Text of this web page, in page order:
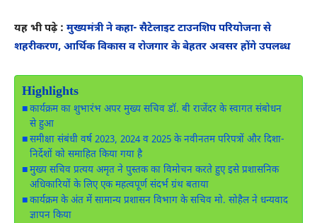
यह भी पढ़े : मुख्यमंत्री ने कहा- सैटेलाइट टाउनशिप परियोजना से
शहरीकरण, आर्थिक विकास व रोजगार के बेहतर अवसर होंगे उपलब्ध
Highlights
कार्यक्रम का शुभारंभ अपर मुख्य सचिव डॉ. बी राजेंदर के स्वागत संबोधन
से हुआ
समीक्षा संबंधी वर्ष 2023, 2024 व 2025 के नवीनतम परिपत्रों और दिशा-
निर्देशों को समाहित किया गया है
मुख्य सचिव प्रत्यय अमृत ने पुस्तक का विमोचन करते हुए इसे प्रशासनिक
अधिकारियों के लिए एक महत्वपूर्ण संदर्भ ग्रंथ बताया
कार्यक्रम के अंत में सामान्य प्रशासन विभाग के सचिव मो. सोहैल ने धन्यवाद
ज्ञापन किया